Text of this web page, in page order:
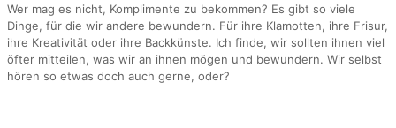
Wer mag es nicht, Komplimente zu bekommen? Es gibt so viele
Dinge, für die wir andere bewundern. Für ihre Klamotten, ihre Frisur,
ihre Kreativität oder ihre Backkünste. Ich finde, wir sollten ihnen viel
öfter mitteilen, was wir an ihnen mögen und bewundern. Wir selbst
hören so etwas doch auch gerne, oder?